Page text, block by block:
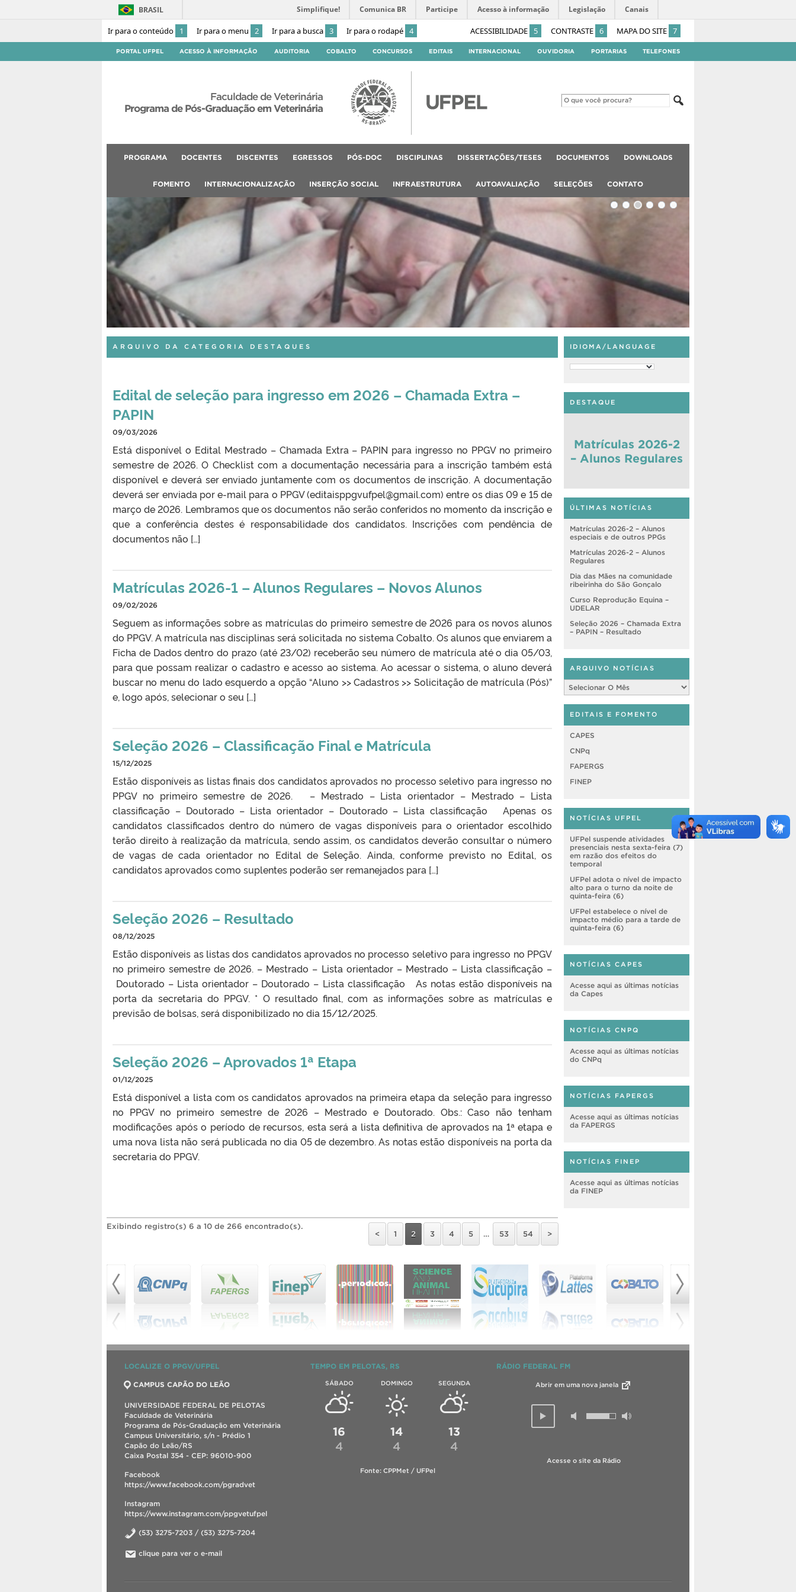
Ir para o conteúdo 1 Ir para o menu 2 Ir para a busca 3 Ir para o rodapé 4 ACESSIBILIDADE 5 CONTRASTE 6 MAPA DO SITE 7
BRASIL Simplifique! Comunica BR Participe Acesso à informação Legislação Canais
PORTAL UFPEL ACESSO À INFORMAÇÃO AUDITORIA COBALTO CONCURSOS EDITAIS INTERNACIONAL OUVIDORIA PORTARIAS TELEFONES
Faculdade de Veterinária
Programa de Pós-Graduação em Veterinária
PROGRAMA DOCENTES DISCENTES EGRESSOS PÓS-DOC DISCIPLINAS DISSERTAÇÕES/TESES DOCUMENTOS DOWNLOADS
FOMENTO INTERNACIONALIZAÇÃO INSERÇÃO SOCIAL INFRAESTRUTURA AUTOAVALIAÇÃO SELEÇÕES CONTATO
ARQUIVO DA CATEGORIA DESTAQUES
Edital de seleção para ingresso em 2026 – Chamada Extra –
PAPIN
09/03/2026
Está disponível o Edital Mestrado – Chamada Extra – PAPIN para ingresso no PPGV no primeiro
semestre de 2026. O Checklist com a documentação necessária para a inscrição também está
disponível e deverá ser enviado juntamente com os documentos de inscrição. A documentação
deverá ser enviada por e-mail para o PPGV (editaisppgvufpel@gmail.com) entre os dias 09 e 15 de
março de 2026. Lembramos que os documentos não serão conferidos no momento da inscrição e
que a conferência destes é responsabilidade dos candidatos. Inscrições com pendência de
documentos não […]
Matrículas 2026-1 – Alunos Regulares – Novos Alunos
09/02/2026
Seguem as informações sobre as matrículas do primeiro semestre de 2026 para os novos alunos
do PPGV. A matrícula nas disciplinas será solicitada no sistema Cobalto. Os alunos que enviarem a
Ficha de Dados dentro do prazo (até 23/02) receberão seu número de matrícula até o dia 05/03,
para que possam realizar o cadastro e acesso ao sistema. Ao acessar o sistema, o aluno deverá
buscar no menu do lado esquerdo a opção “Aluno >> Cadastros >> Solicitação de matrícula (Pós)”
e, logo após, selecionar o seu […]
Seleção 2026 – Classificação Final e Matrícula
15/12/2025
Estão disponíveis as listas finais dos candidatos aprovados no processo seletivo para ingresso no
PPGV no primeiro semestre de 2026. – Mestrado – Lista orientador – Mestrado – Lista
classificação – Doutorado – Lista orientador – Doutorado – Lista classificação Apenas os
candidatos classificados dentro do número de vagas disponíveis para o orientador escolhido
terão direito à realização da matrícula, sendo assim, os candidatos deverão consultar o número
de vagas de cada orientador no Edital de Seleção. Ainda, conforme previsto no Edital, os
candidatos aprovados como suplentes poderão ser remanejados para […]
Seleção 2026 – Resultado
08/12/2025
Estão disponíveis as listas dos candidatos aprovados no processo seletivo para ingresso no PPGV
no primeiro semestre de 2026. – Mestrado – Lista orientador – Mestrado – Lista classificação –
Doutorado – Lista orientador – Doutorado – Lista classificação As notas estão disponíveis na
porta da secretaria do PPGV. * O resultado final, com as informações sobre as matrículas e
previsão de bolsas, será disponibilizado no dia 15/12/2025.
Seleção 2026 – Aprovados 1ª Etapa
01/12/2025
Está disponível a lista com os candidatos aprovados na primeira etapa da seleção para ingresso
no PPGV no primeiro semestre de 2026 – Mestrado e Doutorado. Obs.: Caso não tenham
modificações após o período de recursos, esta será a lista definitiva de aprovados na 1ª etapa e
uma nova lista não será publicada no dia 05 de dezembro. As notas estão disponíveis na porta da
secretaria do PPGV.
Exibindo registro(s) 6 a 10 de 266 encontrado(s).
<
1 2 3 4 5 … 53 54 >
IDIOMA/LANGUAGE
DESTAQUE
Matrículas 2026-2
– Alunos Regulares
ÚLTIMAS NOTÍCIAS
Matrículas 2026-2 – Alunos
especiais e de outros PPGs
Matrículas 2026-2 – Alunos
Regulares
Dia das Mães na comunidade
ribeirinha do São Gonçalo
Curso Reprodução Equina –
UDELAR
Seleção 2026 – Chamada Extra
– PAPIN – Resultado
ARQUIVO NOTÍCIAS
Notícias
EDITAIS E FOMENTO
CAPES
CNPq
FAPERGS
FINEP
NOTÍCIAS UFPEL
UFPel suspende atividades
presenciais nesta sexta-feira (7)
em razão dos efeitos do
temporal
UFPel adota o nível de impacto
alto para o turno da noite de
quinta-feira (6)
UFPel estabelece o nível de
impacto médio para a tarde de
quinta-feira (6)
NOTÍCIAS CAPES
Acesse aqui as últimas notícias
da Capes
NOTÍCIAS CNPQ
Acesse aqui as últimas notícias
do CNPq
NOTÍCIAS FAPERGS
Acesse aqui as últimas notícias
da FAPERGS
NOTÍCIAS FINEP
Acesse aqui as últimas notícias
da FINEP
LOCALIZE O PPGV/UFPEL
CAMPUS CAPÃO DO LEÃO
UNIVERSIDADE FEDERAL DE PELOTAS
Faculdade de Veterinária
Programa de Pós-Graduação em Veterinária
Campus Universitário, s/n - Prédio 1
Capão do Leão/RS
Caixa Postal 354 - CEP: 96010-900
Facebook
https://www.facebook.com/pgradvet
Instagram
https://www.instagram.com/ppgvetufpel
(53) 3275-7203 / (53) 3275-7204
clique para ver o e-mail
TEMPO EM PELOTAS, RS
SÁBADO
16
4
DOMINGO
14
4
SEGUNDA
13
4
Fonte: CPPMet / UFPel
RÁDIO FEDERAL FM
Abrir em uma nova janela
Acesse o site da Rádio